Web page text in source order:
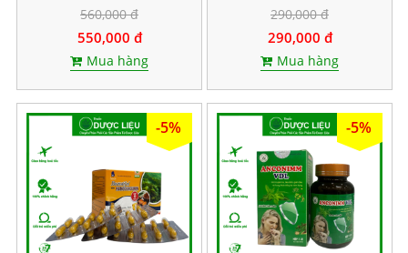
dưỡng bằng thực vật,
không chứa đậu nành.
Hộp 500g
560,000 đ
550,000 đ
Mua hàng
thiếu máu. Hộp 30 gói
290,000 đ
290,000 đ
Mua hàng
-5% -5%